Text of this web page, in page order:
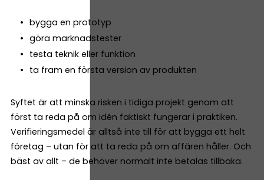
bygga en prototyp
göra marknadstester
testa teknik eller funktion
ta fram en första version av produkten
Syftet är att minska risken i tidiga projekt genom att
först ta reda på om idén faktiskt fungerar i praktiken.
Verifieringsmedel är alltså inte till för att bygga ett helt
företag – utan för att ta reda på om affären håller. Och
bäst av allt – de behöver normalt inte betalas tillbaka.